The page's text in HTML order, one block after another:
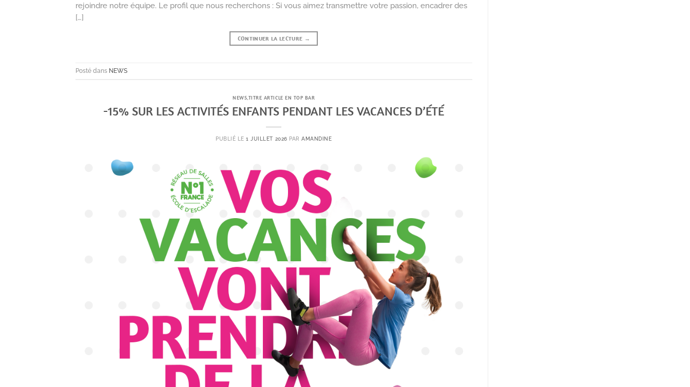
rejoindre notre équipe. Le profil que nous recherchons : Si vous aimez transmettre votre passion, encadrer des
[…]
CONTINUER LA LECTURE →
Posté dans NEWS
NEWS,TITRE ARTICLE EN TOP BAR
-15% SUR LES ACTIVITÉS ENFANTS PENDANT LES VACANCES D’ÉTÉ
PUBLIÉ LE1 JUILLET 2026 PARAMANDINE